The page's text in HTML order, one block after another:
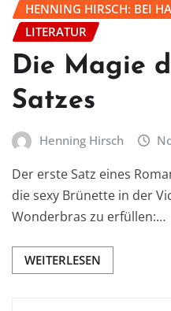
HENNING HIRSCH: BEI
LITERATUR
Die Magie
Satzes
Henning Hirsch
Der erste Satz eines
die sexy Brünette in der
Wonderbras zu erfüllen:…
WEITERLESEN